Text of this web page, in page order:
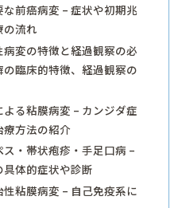
前癌病変 – 症状や初期兆
の流れ
変の特徴と経過観察の必
臨床的特徴、経過観察の
る粘膜病変 – カンジダ症
療方法の紹介
・帯状疱疹・手足口病 –
体的症状や診断
粘膜病変 – 自己免疫系に